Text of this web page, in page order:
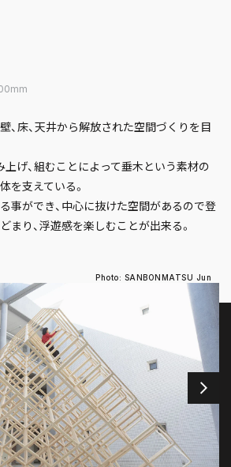
、床、天井から解放された空間づくりを目
げ、組むことによって垂木という素材の
を支えている。
事ができ、中心に抜けた空間があるので登
まり、浮遊感を楽しむことが出来る。
Photo: SANBONMATSU Jun